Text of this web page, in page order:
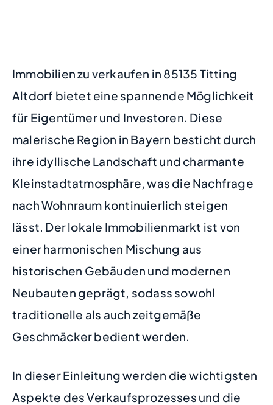
Immobilien zu verkaufen in 85135 Titting
Altdorf bietet eine spannende Möglichkeit
für Eigentümer und Investoren. Diese
malerische Region in Bayern besticht durch
ihre idyllische Landschaft und charmante
Kleinstadtatmosphäre, was die Nachfrage
nach Wohnraum kontinuierlich steigen
lässt. Der lokale Immobilienmarkt ist von
einer harmonischen Mischung aus
historischen Gebäuden und modernen
Neubauten geprägt, sodass sowohl
traditionelle als auch zeitgemäße
Geschmäcker bedient werden.
In dieser Einleitung werden die wichtigsten
Aspekte des Verkaufsprozesses und die